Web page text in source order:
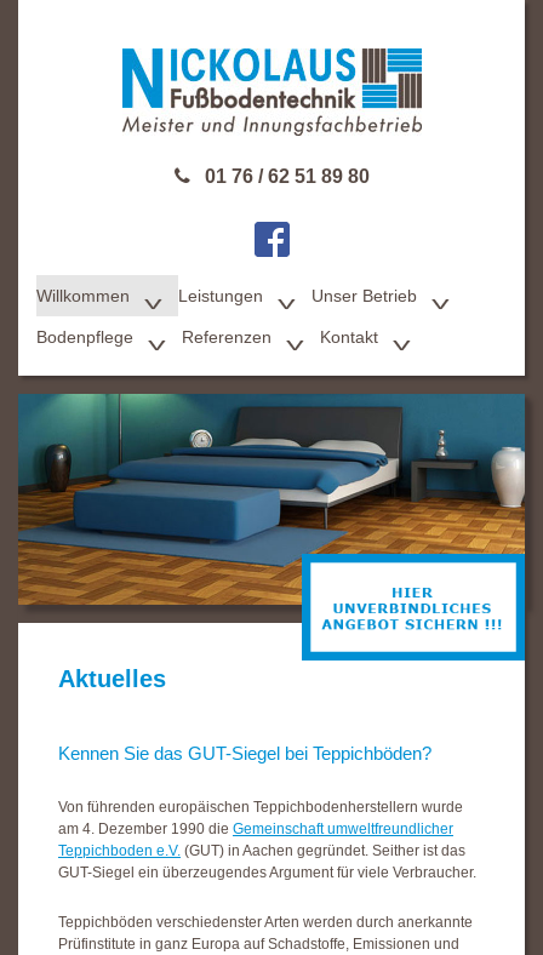
01 76 / 62 51 89 80
Willkommen Leistungen Unser Betrieb
Bodenpflege Referenzen Kontakt
Aktuelles
Kennen Sie das GUT-Siegel bei Teppichböden?
Von führenden europäischen Teppichbodenherstellern wurde
am 4. Dezember 1990 die Gemeinschaft umweltfreundlicher
Teppichboden e.V. (GUT) in Aachen gegründet. Seither ist das
GUT-Siegel ein überzeugendes Argument für viele Verbraucher.
Teppichböden verschiedenster Arten werden durch anerkannte
Prüfinstitute in ganz Europa auf Schadstoffe, Emissionen und